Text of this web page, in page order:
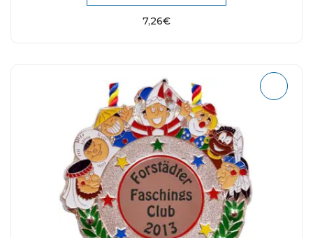
7,26€